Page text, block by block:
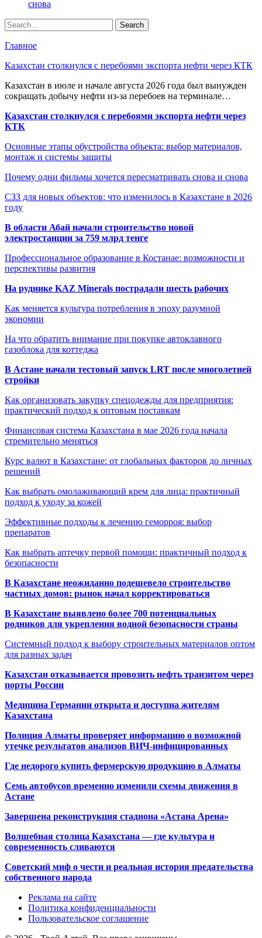
снова
Главное
Казахстан столкнулся с перебоями экспорта нефти через КТК
Казахстан в июле и начале августа 2026 года был вынужден
сокращать добычу нефти из-за перебоев на терминале…
Казахстан столкнулся с перебоями экспорта нефти через
КТК
Основные этапы обустройства объекта: выбор материалов,
монтаж и системы защиты
Почему одни фильмы хочется пересматривать снова и снова
СЗЗ для новых объектов: что изменилось в Казахстане в 2026
году
В области Абай начали строительство новой
электростанции за 759 млрд тенге
Профессиональное образование в Костанае: возможности и
перспективы развития
На руднике KAZ Minerals пострадали шесть рабочих
Как меняется культура потребления в эпоху разумной
экономии
На что обратить внимание при покупке автоклавного
газоблока для коттеджа
В Астане начали тестовый запуск LRT после многолетней
стройки
Как организовать закупку спецодежды для предприятия:
практический подход к оптовым поставкам
Финансовая система Казахстана в мае 2026 года начала
стремительно меняться
Курс валют в Казахстане: от глобальных факторов до личных
решений
Как выбрать омолаживающий крем для лица: практичный
подход к уходу за кожей
Эффективные подходы к лечению геморроя: выбор
препаратов
Как выбрать аптечку первой помощи: практичный подход к
безопасности
В Казахстане неожиданно подешевело строительство
частных домов: рынок начал корректироваться
В Казахстане выявлено более 700 потенциальных
родников для укрепления водной безопасности страны
Системный подход к выбору строительных материалов оптом
для разных задач
Казахстан отказывается провозить нефть транзитом через
порты России
Медицина Германии открыта и доступна жителям
Казахстана
Полиция Алматы проверяет информацию о возможной
утечке результатов анализов ВИЧ-инфицированных
Где недорого купить фермерскую продукцию в Алматы
Семь автобусов временно изменили схемы движения в
Астане
Завершена реконструкция стадиона «Астана Арена»
Волшебная столица Казахстана — где культура и
современность сливаются
Советский миф о чести и реальная история предательства
собственного народа
Реклама на сайте
Политика конфиденциальности
Пользовательское соглашение